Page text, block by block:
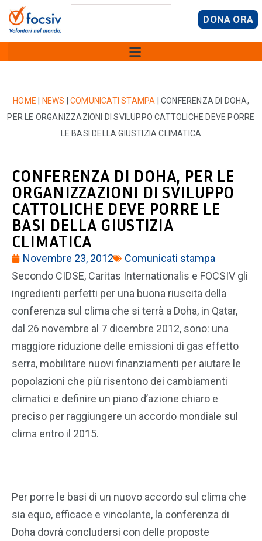
DONA ORA
HOME NEWS COMUNICATI STAMPA |CONFERENZA DI DOHA,
PER LE ORGANIZZAZIONI DI SVILUPPO CATTOLICHE DEVE PORRE
LE BASI DELLA GIUSTIZIA CLIMATICA
CONFERENZA DI DOHA, PER LE
ORGANIZZAZIONI DI SVILUPPO
CATTOLICHE DEVE PORRE LE
BASI DELLA GIUSTIZIA
CLIMATICA
Novembre 23, 2012
Comunicati stampa
Secondo CIDSE, Caritas Internationalis e FOCSIV gli
ingredienti perfetti per una buona riuscita della
conferenza sul clima che si terrà a Doha, in Qatar,
dal 26 novembre al 7 dicembre 2012, sono: una
maggiore riduzione delle emissioni di gas effetto
serra, mobilitare nuovi finanziamenti per aiutare le
popolazioni che più risentono dei cambiamenti
climatici e definire un piano d’azione chiaro e
preciso per raggiungere un accordo mondiale sul
clima entro il 2015.
Per porre le basi di un nuovo accordo sul clima che
sia equo, efficace e vincolante, la conferenza di
Doha dovrà concludersi con delle proposte